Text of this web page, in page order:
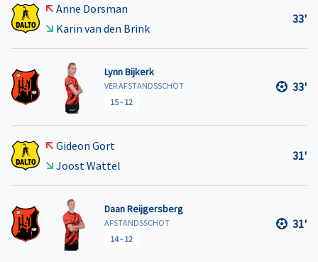
Anne Dorsman
Karin van den Brink
33'
Lynn Bijkerk
VER AFSTANDSSCHOT
15- 12
33'
Gideon Gort
Joost Wattel
31'
Daan Reijgersberg
AFSTANDSSCHOT
14- 12
31'